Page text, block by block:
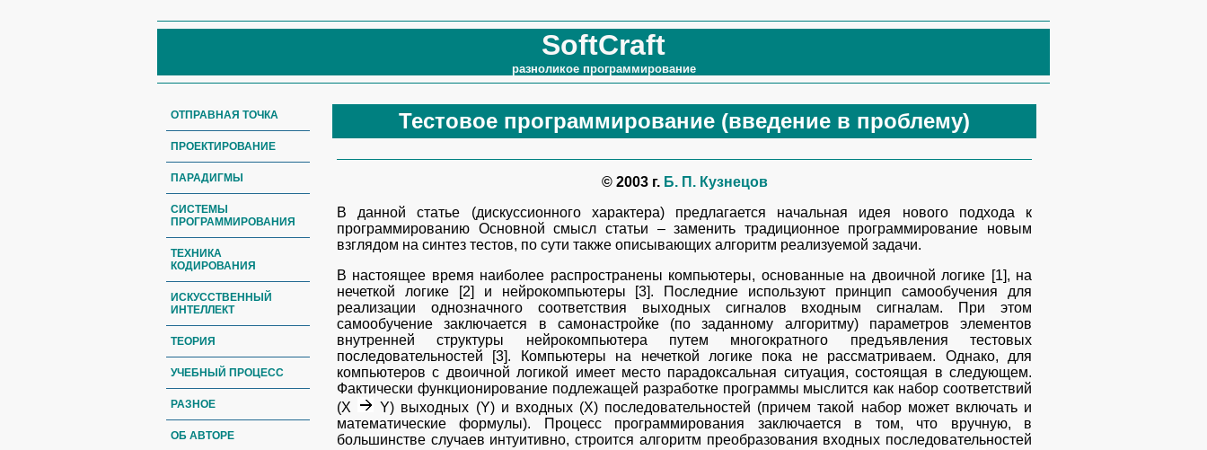
SoftCraft
разноликое программирование
ОТПРАВНАЯ ТОЧКА
ПРОЕКТИРОВАНИЕ
ПАРАДИГМЫ
СИСТЕМЫ
ПРОГРАММИРОВАНИЯ
ТЕХНИКА
КОДИРОВАНИЯ
ИСКУССТВЕННЫЙ
ИНТЕЛЛЕКТ
ТЕОРИЯ
УЧЕБНЫЙ ПРОЦЕСС
РАЗНОЕ
ОБ АВТОРЕ
Тестовое программирование (введение в проблему)
© 2003 г. Б. П. Кузнецов
В данной статье (дискуссионного характера) предлагается начальная идея нового подхода к
программированию Основной смысл статьи – заменить традиционное программирование новым
взглядом на синтез тестов, по сути также описывающих алгоритм реализуемой задачи.
В настоящее время наиболее распространены компьютеры, основанные на двоичной логике [1], на
нечеткой логике [2] и нейрокомпьютеры [3]. Последние используют принцип самообучения для
реализации однозначного соответствия выходных сигналов входным сигналам. При этом
самообучение заключается в самонастройке (по заданному алгоритму) параметров элементов
внутренней структуры нейрокомпьютера путем многократного предъявления тестовых
последовательностей [3]. Компьютеры на нечеткой логике пока не рассматриваем. Однако, для
компьютеров с двоичной логикой имеет место парадоксальная ситуация, состоящая в следующем.
Фактически функционирование подлежащей разработке программы мыслится как набор соответствий
(Х
Y) выходных (Y) и входных (Х) последовательностей (причем такой набор может включать и
математические формулы). Процесс программирования заключается в том, что вручную, в
большинстве случаев интуитивно, строится алгоритм преобразования входных последовательностей